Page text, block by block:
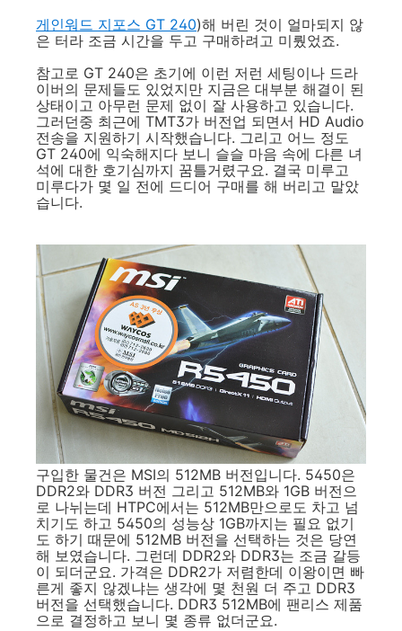
게인워드 지포스 GT 240)해 버린 것이 얼마되지 않
은 터라 조금 시간을 두고 구매하려고 미뤘었죠.
참고로 GT 240은 초기에 이런 저런 세팅이나 드라
이버의 문제들도 있었지만 지금은 대부분 해결이 된
상태이고 아무런 문제 없이 잘 사용하고 있습니다.
그러던중 최근에 TMT3가 버전업 되면서 HD Audio
전송을 지원하기 시작했습니다. 그리고 어느 정도
GT 240에 익숙해지다 보니 슬슬 마음 속에 다른 녀
석에 대한 호기심까지 꿈틀거렸구요. 결국 미루고
미루다가 몇 일 전에 드디어 구매를 해 버리고 말았
습니다.
구입한 물건은 MSI의 512MB 버전입니다. 5450은
DDR2와 DDR3 버전 그리고 512MB와 1GB 버전으
로 나뉘는데 HTPC에서는 512MB만으로도 차고 넘
치기도 하고 5450의 성능상 1GB까지는 필요 없기
도 하기 때문에 512MB 버전을 선택하는 것은 당연
해 보였습니다. 그런데 DDR2와 DDR3는 조금 갈등
이 되더군요. 가격은 DDR2가 저렴한데 이왕이면 빠
른게 좋지 않겠냐는 생각에 몇 천원 더 주고 DDR3
버전을 선택했습니다. DDR3 512MB에 팬리스 제품
으로 결정하고 보니 몇 종류 없더군요.